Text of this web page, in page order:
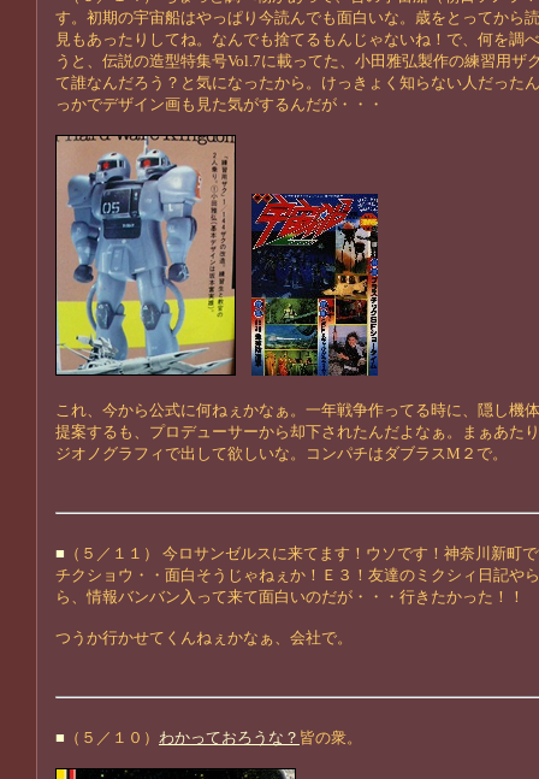
す。初期の宇宙船はやっぱり今読んでも面白いな。歳をとってから
見もあったりしてね。なんでも捨てるもんじゃないね！で、何を調
うと、伝説の造型特集号Vol.7に載ってた、小田雅弘製作の練習用ザ
て誰なんだろう？と気になったから。けっきょく知らない人だった
っかでデザイン画も見た気がするんだが・・・
これ、今から公式に何ねぇかなぁ。一年戦争作ってる時に、隠し機
提案するも、プロデューサーから却下されたんだよなぁ。まぁあた
ジオノグラフィで出して欲しいな。コンパチはダブラスM２で。
■ （５／１１） 今ロサンゼルスに来てます！ウソです！神奈川新町
チクショウ・・面白そうじゃねぇか！Ｅ３！友達のミクシィ日記や
ら、情報バンバン入って来て面白いのだが・・・行きたかった！！
つうか行かせてくんねぇかなぁ、会社で。
■ （５／１０） わかっておろうな？ 皆の衆。